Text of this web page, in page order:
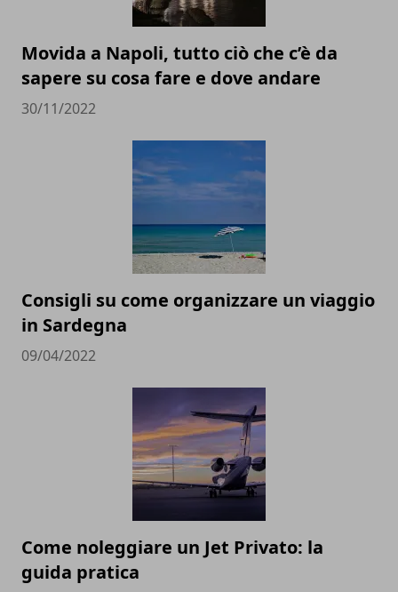
Movida a Napoli, tutto ciò che c’è da
sapere su cosa fare e dove andare
30/11/2022
Consigli su come organizzare un viaggio
in Sardegna
09/04/2022
Come noleggiare un Jet Privato: la
guida pratica